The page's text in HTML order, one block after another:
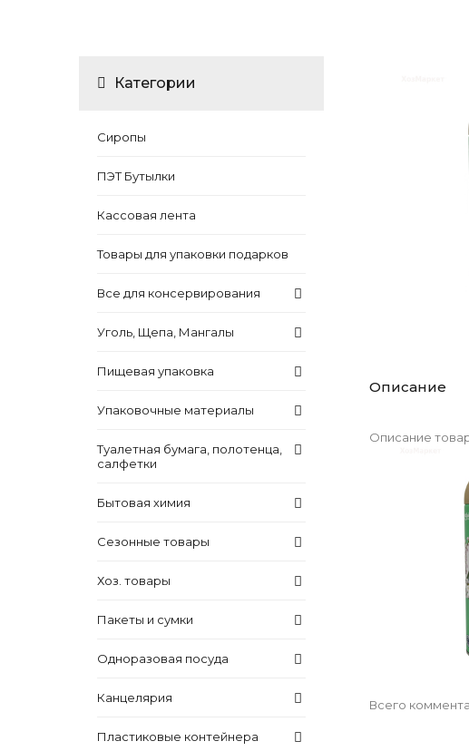
Описание
Описание
Всего
Категории
Сиропы
ПЭТ Бутылки
Кассовая лента
Товары для упаковки подарков
Все для консервирования
Уголь, Щепа, Мангалы
Пищевая упаковка
Упаковочные материалы
Туалетная бумага, полотенца,
салфетки
Бытовая химия
Сезонные товары
Хоз. товары
Пакеты и сумки
Одноразовая посуда
Канцелярия
Пластиковые контейнера